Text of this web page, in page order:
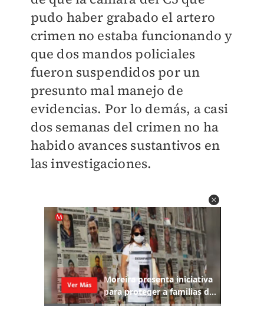
pudo haber grabado el artero
crimen no estaba funcionando y
que dos mandos policiales
fueron suspendidos por un
presunto mal manejo de
evidencias. Por lo demás, a casi
dos semanas del crimen no ha
habido avances sustantivos en
las investigaciones.